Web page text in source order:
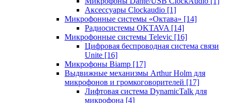
Аксессуары Clockaudio [1]
Микрофонные системы «Октава» [14]
Радиосистемы OKTAVA [14]
Микрофонные системы Televic [16]
Цифровая беспроводная система связи
Unite [16]
Микрофоны Biamp [17]
Выдвижные механизмы Arthur Holm для
микрофонов и громкоговорителей [17]
Лифтовая система DynamicTalk для
микрофона [4]